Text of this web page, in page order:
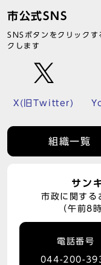
市公式SNS
SNSボタンをクリック
クします
X(旧Twitter)
組織一覧
サン
市政に関する
（午前8
電話番号
044-200-